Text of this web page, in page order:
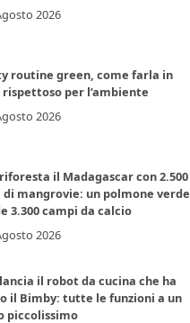
2026
routine green, come farla in
rispettoso per l’ambiente
2026
il Madagascar con 2.500
mangrovie: un polmone verde
3.300 campi da calcio
2026
il robot da cucina che ha
il Bimby: tutte le funzioni a un
piccolissimo